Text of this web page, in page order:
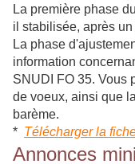
La première phase
il stabilisée, après
La phase
information
SNUDI FO 35. Vous
de voeux, ainsi que
barème.
* Télécharger la
Annonces